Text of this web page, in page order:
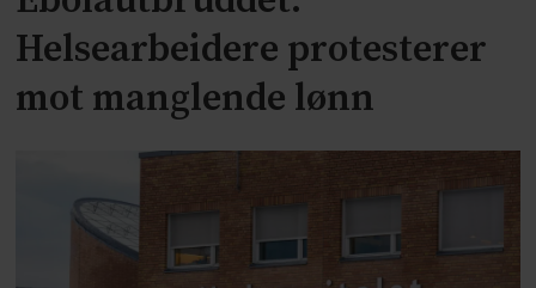
Helsearbeidere protesterer
mot manglende lønn